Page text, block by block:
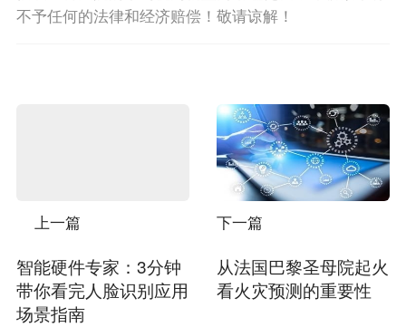
不予任何的法律和经济赔偿！敬请谅解！
上一篇
智能硬件专家：3分钟
带你看完人脸识别应用
场景指南
下一篇
从法国巴黎圣母院起火
看火灾预测的重要性